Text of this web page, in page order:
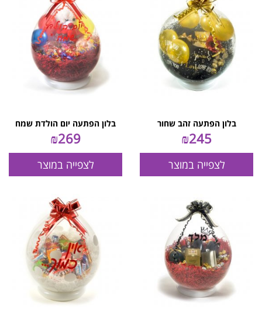
בלון הפתעה זהב שחור
₪245
לצפייה במוצר
בלון הפתעה יום הולדת שמח
₪269
לצפייה במוצר